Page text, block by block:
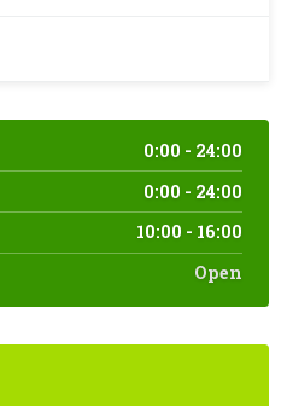
0:00 - 24:00
0:00 - 24:00
10:00 - 16:00
Open